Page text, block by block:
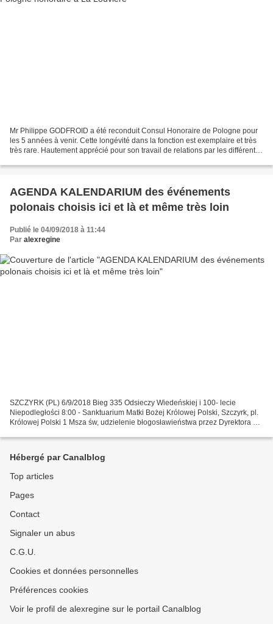
Mr Philippe GODFROID a été reconduit Consul Honoraire de Pologne pour
les 5 années à venir. Cette longévité dans la fonction est exemplaire et très
très rare. Hautement apprécié pour son travail de relations par les différents
AGENDA KALENDARIUM des événements
polonais choisis ici et là et même très loin
Publié le 04/09/2018 à 11:44
Par alexregine
SZCZYRK (PL) 6/9/2018 Bieg 335 Odsieczy Wiedeńskiej i 100- lecie
Niepodległości 8:00 - Sanktuarium Matki Bożej Królowej Polski, Szczyrk, pl.
Królowej Polski 1 Msza św, udzielenie błogosławieństwa przez Dyrektora ks.
Hébergé par Canalblog
Top articles
Pages
Contact
Signaler un abus
C.G.U.
Cookies et données personnelles
Préférences cookies
Voir le profil de alexregine sur le portail Canalblog